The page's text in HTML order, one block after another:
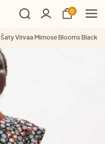
0
Šaty Virvaa Mimose Blooms Black